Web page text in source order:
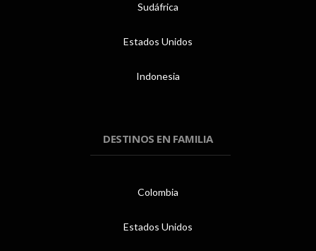
Sudáfrica
Estados Unidos
Indonesia
DESTINOS EN FAMILIA
Colombia
Estados Unidos